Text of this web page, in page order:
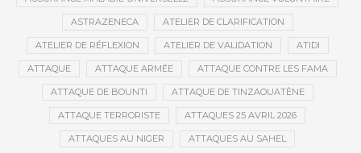
ASTRAZENECA ATELIER DE CLARIFICATION
ATELIER DE RÉFLEXION ATELIER DE VALIDATION ATIDI
ATTAQUE ATTAQUE ARMÉE ATTAQUE CONTRE LES FAMA
ATTAQUE DE BOUNTI ATTAQUE DE TINZAOUATÈNE
ATTAQUE TERRORISTE ATTAQUES 25 AVRIL 2026
ATTAQUES AU NIGER ATTAQUES AU SAHEL